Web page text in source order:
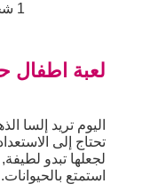
1 شخص أعجبهم هذه اللعبة، انضم إليهم!
لعبة اطفال
اليوم تريد إلسا
تحتاج إلى
لجعلها تبدو
استمتع بالحيوانات.